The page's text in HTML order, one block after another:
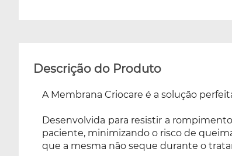
seus tratamentos de Criolipólise com a
confiança e eficácia da Membrana CrioCare!
Descrição do Produto
A Membrana Criocare é a solução
Desenvolvida para resistir a
paciente, minimizando o risco de
que a mesma não seque durante o